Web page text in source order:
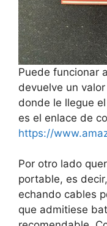
Puede funcionar
devuelve un
donde le llegue
es el enlace de
https://
Por otro lado
portable, es
echando cables
que admitiese